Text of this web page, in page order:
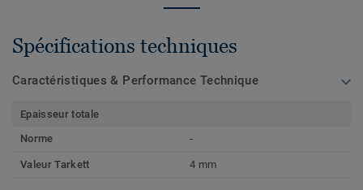
Spécifications techniques
Caractéristiques & Performance Technique
Epaisseur totale
Norme
-
Valeur Tarkett 4 mm